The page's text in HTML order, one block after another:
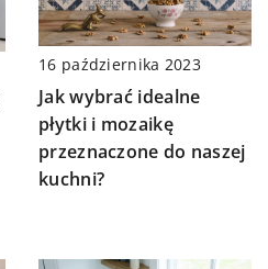
16 października 2023
Jak wybrać idealne
płytki i mozaikę
przeznaczone do naszej
kuchni?